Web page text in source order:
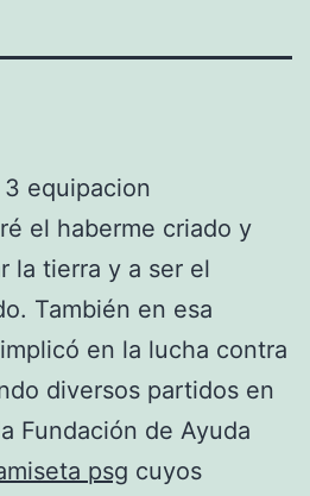
el haberme criado y
la tierra y a ser el
También en esa
en la lucha contra
diversos partidos en
Fundación de Ayuda
psg cuyos